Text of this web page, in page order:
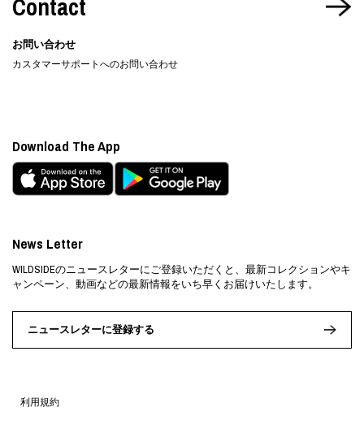
Contact
お問い合わせ
カスタマーサポートへのお問い合わせ
利用規約
News Letter
WILDSIDEのニュースレターにご登録いただくと、最新コレクションやキ
ャンペーン、動画などの最新情報をいち早くお届けいたします。
ニュースレターに登録する
Download The App